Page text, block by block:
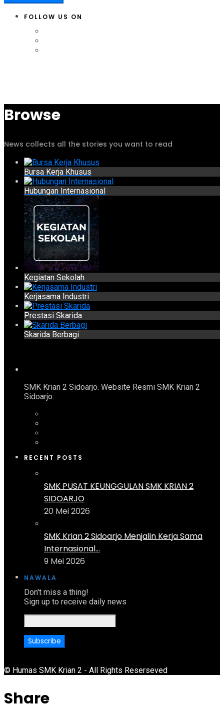
FOLLOW US ON
Browse
News collects all the stories you want to read
Bursa Kerja Khusus
Hubungan Internasional
Kegiatan Sekolah
Kerjasama Industri
Prestasi Skarida
Skarida Berbagi
SMK Krian 2 Sidoarjo. Website Resmi SMK Krian 2
Sidoarjo.
RECENT POSTS
SMK PUSAT KEUNGGULAN SMK KRIAN 2
SIDOARJO
20 Mei 2026
SMK Krian 2 Sidoarjo Menjalin Kerja Sama
Internasional...
9 Mei 2026
NAWALA
Don't miss a thing!
Sign up to receive daily news
© Humas SMK Krian 2 - All Rights Reserseved
Share